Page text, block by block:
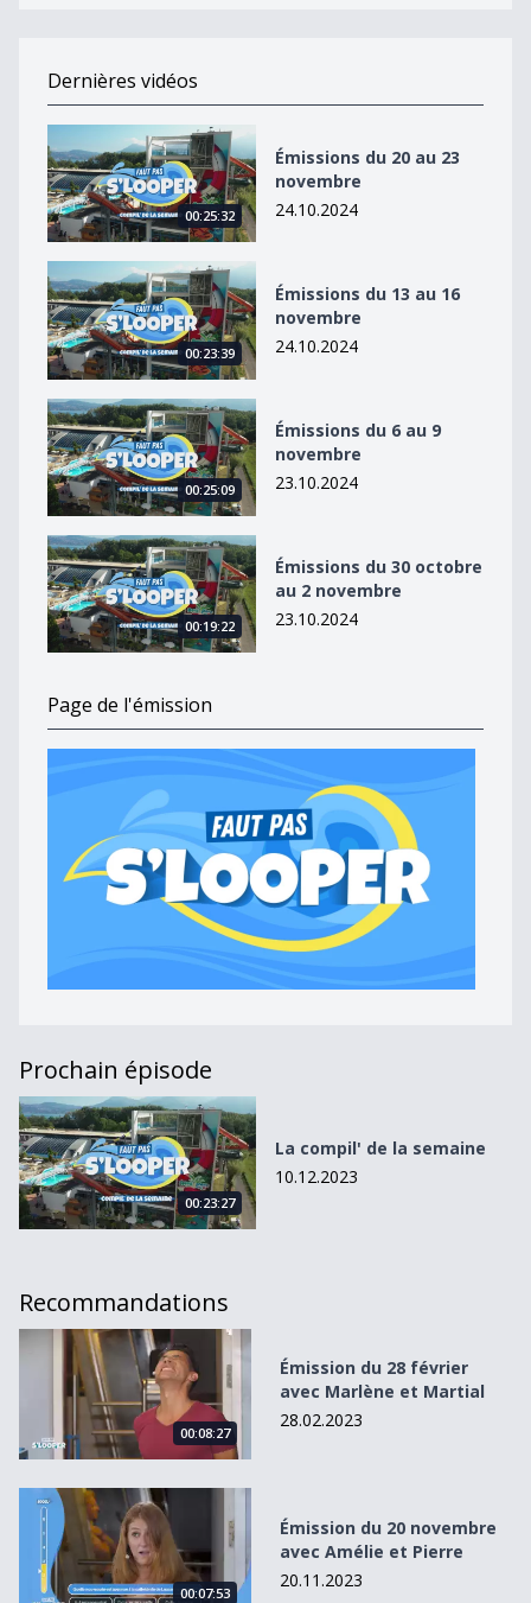
Dernières vidéos
Émissions du 20 au 23 novembre
00:25:32
Émissions du 20 au 23
novembre
24.10.2024
Émissions du 13 au 16 novembre
00:23:39
Émissions du 13 au 16
novembre
24.10.2024
Émissions du 6 au 9 novembre
00:25:09
Émissions du 6 au 9
novembre
23.10.2024
Émissions du 30 octobre au 2 novembre
00:19:22
Émissions du 30 octobre
au 2 novembre
23.10.2024
Page de l'émission
Prochain épisode
La compil&#039; de la semaine
00:23:27
La compil' de la semaine
10.12.2023
Recommandations
Émission du 28 février avec Marlène et Martial
00:08:27
Émission du 28 février
avec Marlène et Martial
28.02.2023
Émission du 20 novembre avec Amélie et Pierre
00:07:53
Émission du 20 novembre
avec Amélie et Pierre
20.11.2023